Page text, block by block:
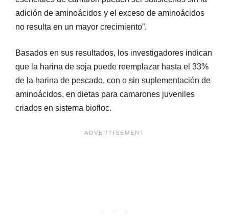
adición de aminoácidos y el exceso de aminoácidos
no resulta en un mayor crecimiento”.
Basados en sus resultados, los investigadores indican
que la harina de soja puede reemplazar hasta el 33%
de la harina de pescado, con o sin suplementación de
aminoácidos, en dietas para camarones juveniles
criados en sistema biofloc.